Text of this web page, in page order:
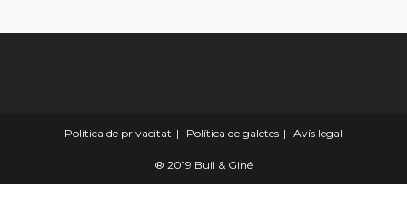
Política de privacitat Política de galetes Avís legal
® 2019 Buil & Giné